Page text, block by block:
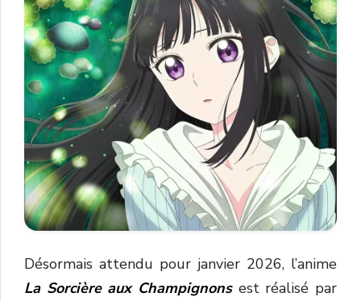
Désormais attendu pour janvier 2026, l’anime
La Sorcière aux Champignonsest réalisé par